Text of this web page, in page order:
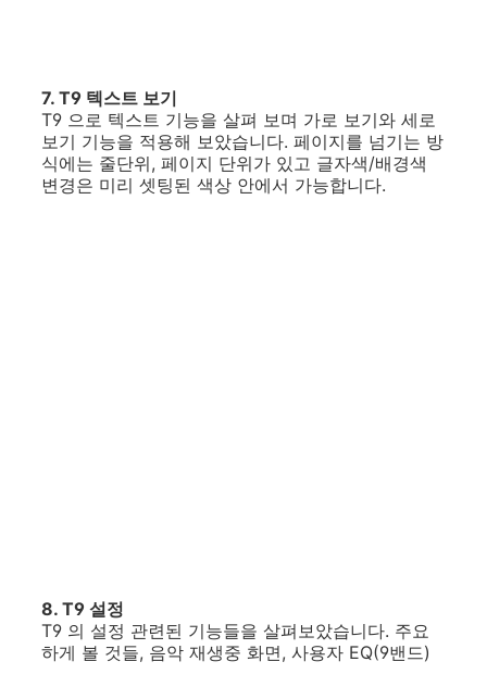
7. T9 텍스트 보기
T9 으로 텍스트 기능을 살펴 보며 가로 보기와 세로
보기 기능을 적용해 보았습니다. 페이지를 넘기는 방
식에는 줄단위, 페이지 단위가 있고 글자색/배경색
변경은 미리 셋팅된 색상 안에서 가능합니다.
8. T9 설정
T9 의 설정 관련된 기능들을 살펴보았습니다. 주요
하게 볼 것들, 음악 재생중 화면, 사용자 EQ(9밴드)